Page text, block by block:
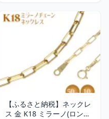
【ふるさと納税】ネックレ
ス 金 K18 ミラーノ(ロング